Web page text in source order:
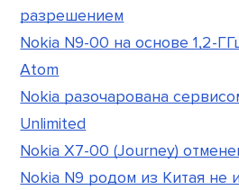
разрешением
Nokia N9-00 на основе 1,2-
Atom
Nokia разочарована
Unlimited
Nokia X7-00 (Journey)
Nokia N9 родом из Китая не